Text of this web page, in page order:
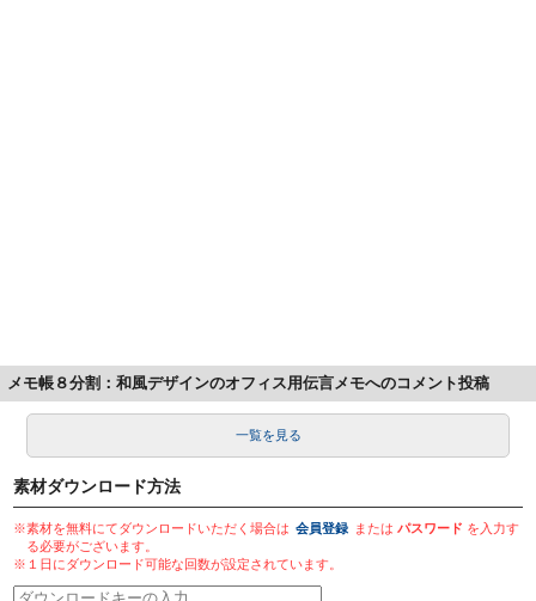
メモ帳８分割：和風デザインのオフィス用伝言メモへのコメント投稿
一覧を見る
素材ダウンロード方法
※素材を無料にてダウンロードいただく場合は 会員登録 またはパスワード を入力す
る必要がございます。
※１日にダウンロード可能な回数が設定されています。